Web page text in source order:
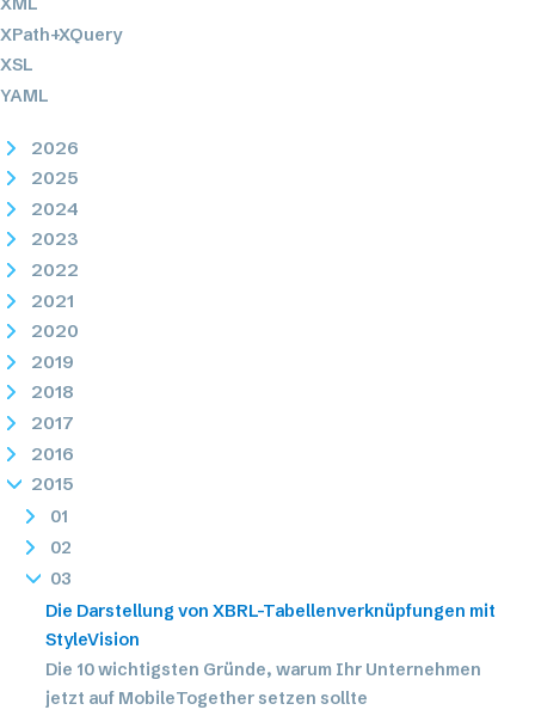
XPath+XQuery
XSL
YAML
2026
2025
2024
2023
2022
2021
2020
2019
2018
2017
2016
2015
01
02
03
Die Darstellung von XBRL-Tabellenverknüpfungen mit
StyleVision
Die 10 wichtigsten Gründe, warum Ihr Unternehmen
jetzt auf MobileTogether setzen sollte